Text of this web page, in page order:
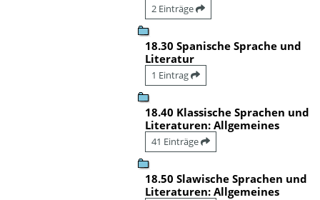
2 Einträge
18.30 Spanische Sprache und
Literatur
1 Eintrag
18.40 Klassische Sprachen und
Literaturen: Allgemeines
41 Einträge
18.50 Slawische Sprachen und
Literaturen: Allgemeines